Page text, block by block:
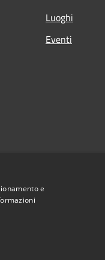
Luoghi
Eventi
e